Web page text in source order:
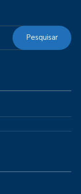
Pesquisar